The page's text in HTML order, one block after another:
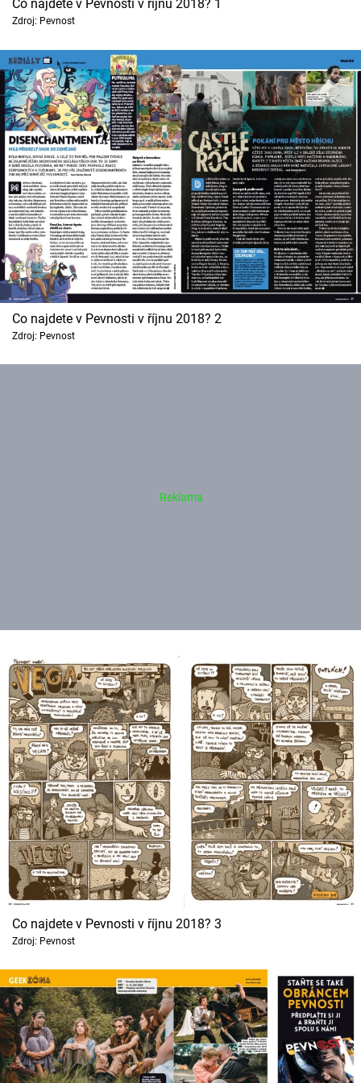
Cool Esport
Pořady
TV Program
Sledujte prima+
Přihlášení
Sledujte nás
Co najdete v Pevnosti v říjnu 2018? 1
Zdroj: Pevnost
Co najdete v Pevnosti v říjnu 2018? 2
Zdroj: Pevnost
Co najdete v Pevnosti v říjnu 2018? 3
Zdroj: Pevnost